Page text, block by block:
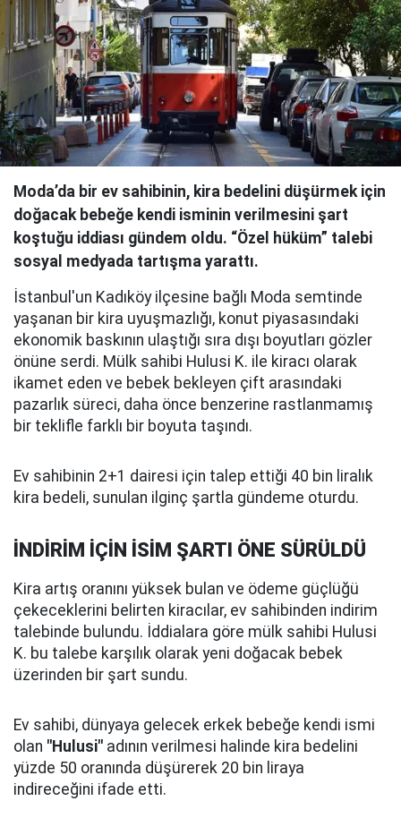
Moda’da bir ev sahibinin, kira bedelini düşürmek için
doğacak bebeğe kendi isminin verilmesini şart
koştuğu iddiası gündem oldu. “Özel hüküm” talebi
sosyal medyada tartışma yarattı.
İstanbul'un Kadıköy ilçesine bağlı Moda semtinde
yaşanan bir kira uyuşmazlığı, konut piyasasındaki
ekonomik baskının ulaştığı sıra dışı boyutları gözler
önüne serdi. Mülk sahibi Hulusi K. ile kiracı olarak
ikamet eden ve bebek bekleyen çift arasındaki
pazarlık süreci, daha önce benzerine rastlanmamış
bir teklifle farklı bir boyuta taşındı.
Ev sahibinin 2+1 dairesi için talep ettiği 40 bin liralık
kira bedeli, sunulan ilginç şartla gündeme oturdu.
İNDİRİM İÇİN İSİM ŞARTI ÖNE SÜRÜLDÜ
Kira artış oranını yüksek bulan ve ödeme güçlüğü
çekeceklerini belirten kiracılar, ev sahibinden indirim
talebinde bulundu. İddialara göre mülk sahibi Hulusi
K. bu talebe karşılık olarak yeni doğacak bebek
üzerinden bir şart sundu.
Ev sahibi, dünyaya gelecek erkek bebeğe kendi ismi
olan "Hulusi" adının verilmesi halinde kira bedelini
yüzde 50 oranında düşürerek 20 bin liraya
indireceğini ifade etti.